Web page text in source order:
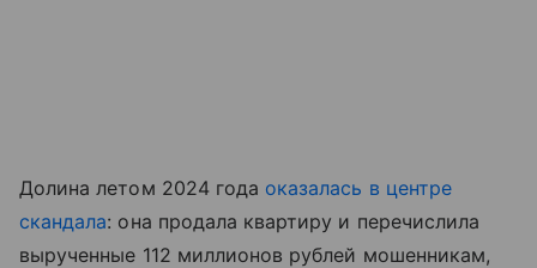
Долина летом 2024 года оказалась в центре
скандала: она продала квартиру и перечислила
вырученные 112 миллионов рублей мошенникам,